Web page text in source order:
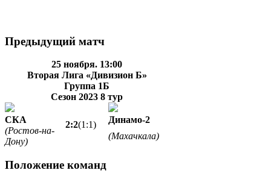
Предыдущий матч
25 ноября. 13:00
Вторая Лига «Дивизион Б»
Группа 1Б
Сезон 2023 8 тур
2:2(1:1)
СКА
Динамо-2
(Ростов-на-
Дону)
(Махачкала)
Положение команд